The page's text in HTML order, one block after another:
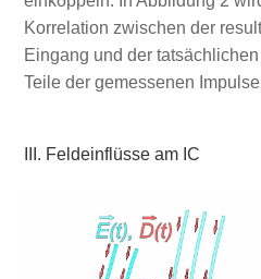
Korrelation zwischen der
Eingang und der
Teile der gemessenen
III. Feldeinflüsse am IC